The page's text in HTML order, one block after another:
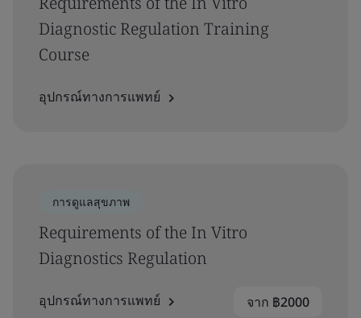
Diagnostic Regulation Training
Course
อุปกรณ์ทางการแพทย์
การดูแลสุขภาพ
Requirements of the In Vitro
Diagnostics Regulation
อุปกรณ์ทางการแพทย์ จาก ฿2000